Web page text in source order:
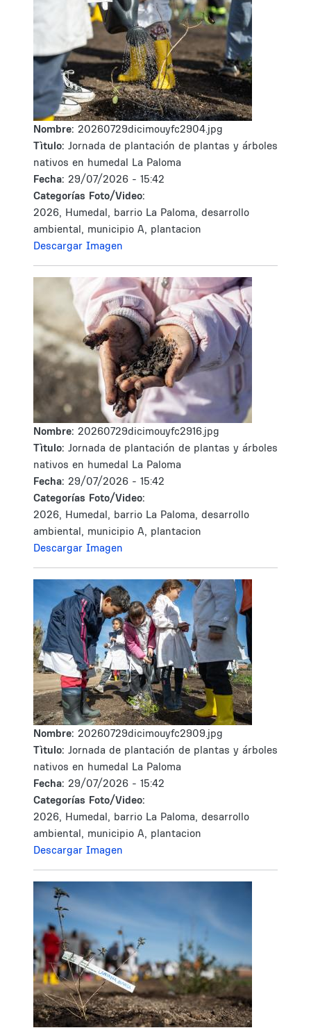
Nombre: 20260729dicimouyfc2904.jpg
Tìtulo: Jornada de plantación de plantas y árboles
nativos en humedal La Paloma
Fecha: 29/07/2026 - 15:42
Categorías Foto/Video:
2026, Humedal, barrio La Paloma, desarrollo
ambiental, municipio A, plantacion
Descargar Imagen
Nombre: 20260729dicimouyfc2916.jpg
Tìtulo: Jornada de plantación de plantas y árboles
nativos en humedal La Paloma
Fecha: 29/07/2026 - 15:42
Categorías Foto/Video:
2026, Humedal, barrio La Paloma, desarrollo
ambiental, municipio A, plantacion
Descargar Imagen
Nombre: 20260729dicimouyfc2909.jpg
Tìtulo: Jornada de plantación de plantas y árboles
nativos en humedal La Paloma
Fecha: 29/07/2026 - 15:42
Categorías Foto/Video:
2026, Humedal, barrio La Paloma, desarrollo
ambiental, municipio A, plantacion
Descargar Imagen